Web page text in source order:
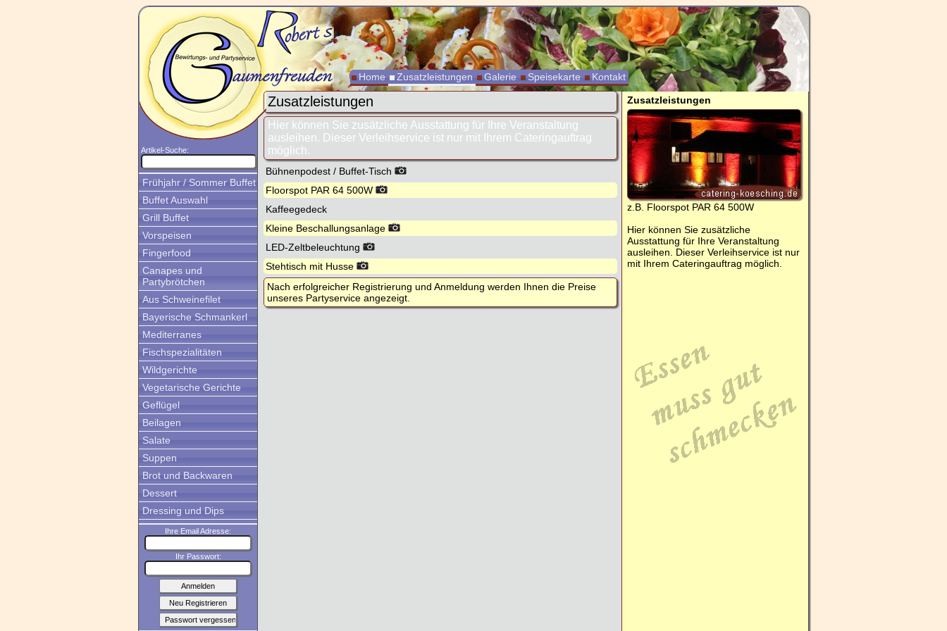
Home Zusatzleistungen Galerie Speisekarte Kontakt
Artikel-Suche:
Frühjahr / Sommer Buffet
Buffet Auswahl
Grill Buffet
Vorspeisen
Fingerfood
Canapes und
Partybrötchen
Aus Schweinefilet
Bayerische Schmankerl
Mediterranes
Fischspezialitäten
Wildgerichte
Vegetarische Gerichte
Geflügel
Beilagen
Salate
Suppen
Brot und Backwaren
Dessert
Dressing und Dips
Ihre Email Adresse:
Ihr Passwort:
Zusatzleistungen
Hier können Sie zusätzliche Ausstattung für Ihre Veranstaltung
ausleihen. Dieser Verleihservice ist nur mit Ihrem Cateringauftrag
möglich.
Bühnenpodest / Buffet-Tisch
Floorspot PAR 64 500W
Kaffeegedeck
Kleine Beschallungsanlage
LED-Zeltbeleuchtung
Stehtisch mit Husse
Nach erfolgreicher Registrierung und Anmeldung werden Ihnen die Preise
unseres Partyservice angezeigt.
Zusatzleistungen
z.B. Floorspot PAR 64 500W
Hier können Sie zusätzliche
Ausstattung für Ihre Veranstaltung
ausleihen. Dieser Verleihservice ist nur
mit Ihrem Cateringauftrag möglich.